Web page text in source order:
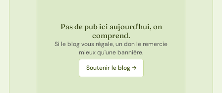
Pas de pub ici aujourd'hui, on
comprend.
Si le blog vous régale, un don le remercie
mieux qu'une bannière.
Soutenir le blog →